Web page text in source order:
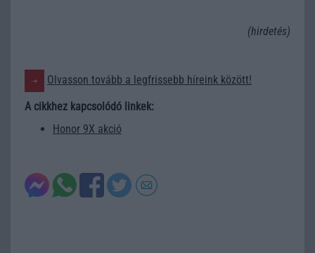
(hirdetés)
Olvasson tovább a legfrissebb híreink között!
A cikkhez kapcsolódó linkek:
Honor 9X akció